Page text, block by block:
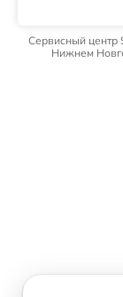
Сервисный центр
Нижнем